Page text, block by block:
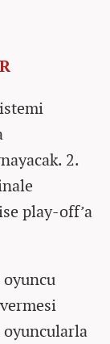
2.
play-off’a
oyuncu
oyuncularla